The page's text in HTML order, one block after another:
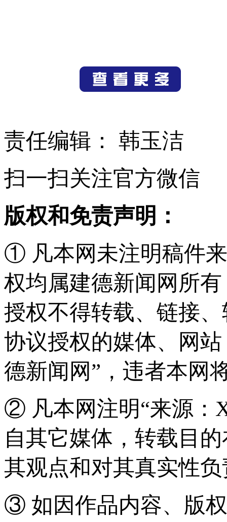
责任编辑： 韩玉洁
扫一扫关注官方微信
版权和免责声明：
① 凡本网未注明稿件
权均属建德新闻网所
授权不得转载、链接
协议授权的媒体、网
德新闻网”，违者本网
② 凡本网注明“来源：
自其它媒体，转载目
其观点和对其真实性
③ 如因作品内容、版